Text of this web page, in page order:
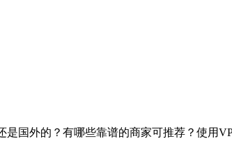
国外的？有哪些靠谱的商家可推荐？使用